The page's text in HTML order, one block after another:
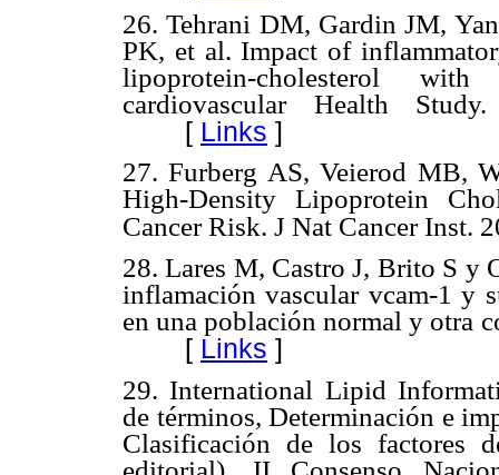
26. Tehrani DM, Gardin JM,
PK, et al. Impact of
lipoprotein-cholesterol
cardiovascular Health
[ Links ]
27. Furberg AS, Veierod MB,
High-Density Lipoprotein
Cancer Risk. J Nat Cancer Inst.
28. Lares M, Castro J, Brito S y
inflamación vascular vcam-1 y
en una población normal y otra
[ Links ]
29. International Lipid
de términos, Determinación e
Clasificación de los factores